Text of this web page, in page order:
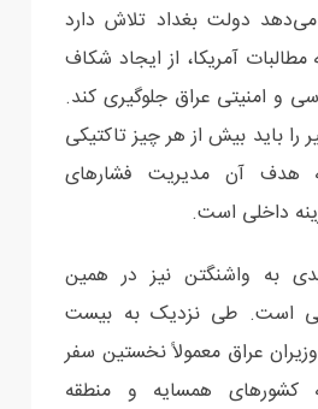
دولت بغداد تلاش دارد
آمریکا، از ایجاد شکاف
و امنیتی عراق جلوگیری کند.
را باید بیش از هر چیز تاکتیکی
هدف آن مدیریت فشارهای
داخلی است.
به واشنگتن نیز در همین
است. طی نزدیک به بیست
عراق معمولاً نخستین سفر
همسایه و منطقه